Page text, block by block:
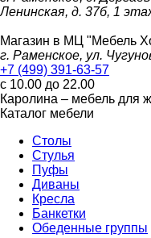
Ленинская, д. 37б, 1
Магазин в МЦ "Мебель
г. Раменское, ул.
+7 (499) 391-63-57
с 10.00 до 22.00
Каролина – мебель для
Каталог мебели
Столы
Стулья
Пуфы
Диваны
Кресла
Банкетки
Обеденные группы